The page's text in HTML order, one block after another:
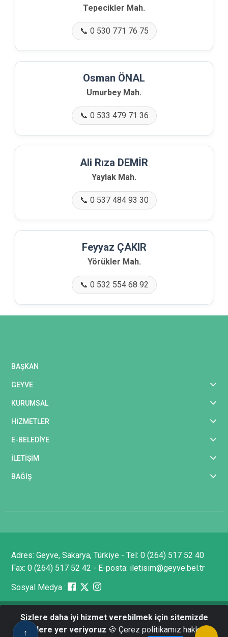
↑
Tepecikler Mah.
📞 0 530 771 76 75
Osman ÖNAL
Umurbey Mah.
📞 0 533 479 71 36
Ali Rıza DEMİR
Yaylak Mah.
📞 0 537 484 93 30
Feyyaz ÇAKIR
Yörükler Mah.
📞 0 532 554 68 92
BAŞKAN
GEYVE
KURUMSAL
HİZMETLER
E-BELEDİYE
İLETİŞİM
BAĞIŞ
Adres: Geyve, Sakarya, Türkiye - Tel: 0 (264) 517 52 40
Fax: 0 (264) 517 52 42 - E-posta: iletisim@geyve.bel.tr
Sosyal Medya :
Tüm Hakları Saklıdır © 2025 Geyve Belediyesi - Bilgi
Sizlere daha iyi hizmet verebilmek için sitemizde
çerezlere yer veriyoruz 🍪 Çerez politikamız hakkında